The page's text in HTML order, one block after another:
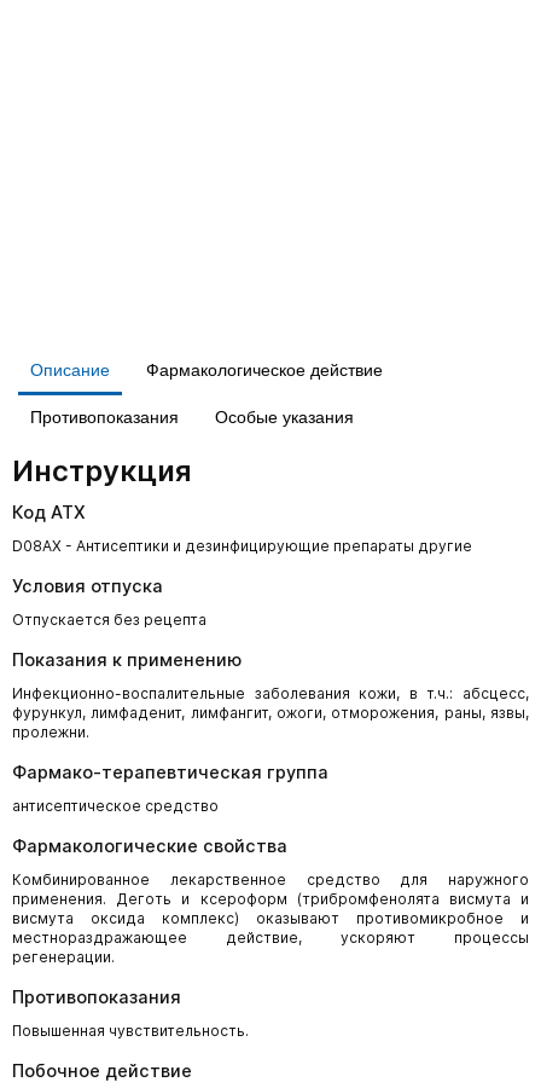
Описание Фармакологическое действие
Противопоказания Особые указания
Инструкция
Код АТХ
D08AX - Антисептики и дезинфицирующие препараты другие
Условия отпуска
Отпускается без рецепта
Показания к применению
Инфекционно-воспалительные заболевания кожи, в т.ч.: абсцесс,
фурункул, лимфаденит, лимфангит, ожоги, отморожения, раны, язвы,
пролежни.
Фармако-терапевтическая группа
антисептическое средство
Фармакологические свойства
Комбинированное лекарственное средство для наружного
применения. Деготь и ксероформ (трибромфенолята висмута и
висмута оксида комплекс) оказывают противомикробное и
местнораздражающее действие, ускоряют процессы
регенерации.
Противопоказания
Повышенная чувствительность.
Побочное действие